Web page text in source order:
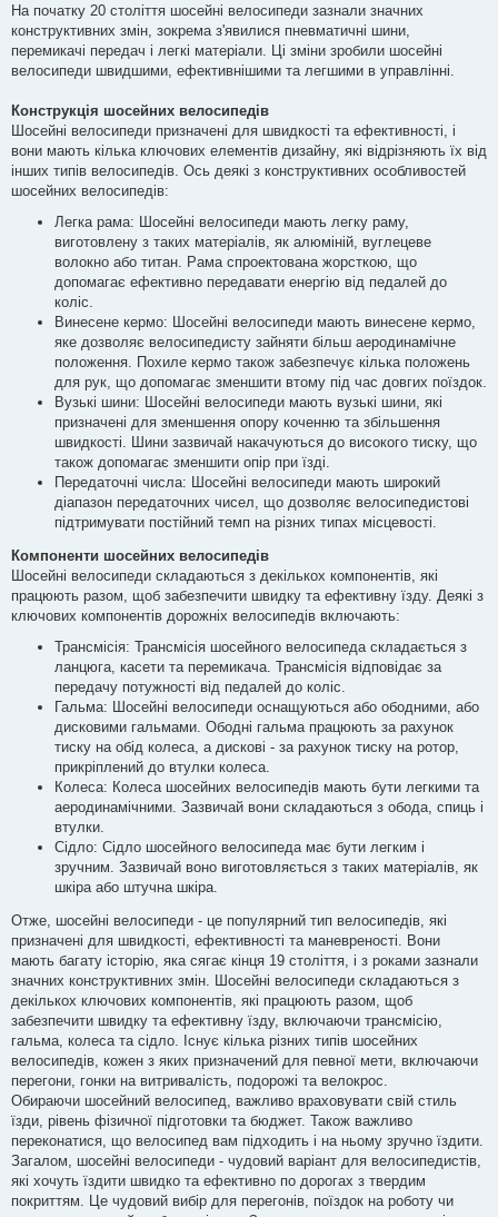
На початку 20 століття шосейні велосипеди зазнали значних
конструктивних змін, зокрема з'явилися пневматичні шини,
перемикачі передач і легкі матеріали. Ці зміни зробили шосейні
велосипеди швидшими, ефективнішими та легшими в управлінні.
Конструкція шосейних велосипедів
Шосейні велосипеди призначені для швидкості та ефективності, і
вони мають кілька ключових елементів дизайну, які відрізняють їх від
інших типів велосипедів. Ось деякі з конструктивних особливостей
шосейних велосипедів:
Легка рама: Шосейні велосипеди мають легку раму,
виготовлену з таких матеріалів, як алюміній, вуглецеве
волокно або титан. Рама спроектована жорсткою, що
допомагає ефективно передавати енергію від педалей до
коліс.
Винесене кермо: Шосейні велосипеди мають винесене кермо,
яке дозволяє велосипедисту зайняти більш аеродинамічне
положення. Похиле кермо також забезпечує кілька положень
для рук, що допомагає зменшити втому під час довгих поїздок.
Вузькі шини: Шосейні велосипеди мають вузькі шини, які
призначені для зменшення опору коченню та збільшення
швидкості. Шини зазвичай накачуються до високого тиску, що
також допомагає зменшити опір при їзді.
Передаточні числа: Шосейні велосипеди мають широкий
діапазон передаточних чисел, що дозволяє велосипедистові
підтримувати постійний темп на різних типах місцевості.
Компоненти шосейних велосипедів
Шосейні велосипеди складаються з декількох компонентів, які
працюють разом, щоб забезпечити швидку та ефективну їзду. Деякі з
ключових компонентів дорожніх велосипедів включають:
Трансмісія: Трансмісія шосейного велосипеда складається з
ланцюга, касети та перемикача. Трансмісія відповідає за
передачу потужності від педалей до коліс.
Гальма: Шосейні велосипеди оснащуються або ободними, або
дисковими гальмами. Ободні гальма працюють за рахунок
тиску на обід колеса, а дискові - за рахунок тиску на ротор,
прикріплений до втулки колеса.
Колеса: Колеса шосейних велосипедів мають бути легкими та
аеродинамічними. Зазвичай вони складаються з обода, спиць і
втулки.
Сідло: Сідло шосейного велосипеда має бути легким і
зручним. Зазвичай воно виготовляється з таких матеріалів, як
шкіра або штучна шкіра.
Отже, шосейні велосипеди - це популярний тип велосипедів, які
призначені для швидкості, ефективності та маневреності. Вони
мають багату історію, яка сягає кінця 19 століття, і з роками зазнали
значних конструктивних змін. Шосейні велосипеди складаються з
декількох ключових компонентів, які працюють разом, щоб
забезпечити швидку та ефективну їзду, включаючи трансмісію,
гальма, колеса та сідло. Існує кілька різних типів шосейних
велосипедів, кожен з яких призначений для певної мети, включаючи
перегони, гонки на витривалість, подорожі та велокрос.
Обираючи шосейний велосипед, важливо враховувати свій стиль
їзди, рівень фізичної підготовки та бюджет. Також важливо
переконатися, що велосипед вам підходить і на ньому зручно їздити.
Загалом, шосейні велосипеди - чудовий варіант для велосипедистів,
які хочуть їздити швидко та ефективно по дорогах з твердим
покриттям. Це чудовий вибір для перегонів, поїздок на роботу чи